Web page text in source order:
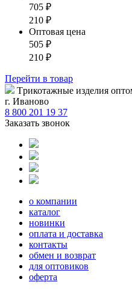
705 ₽
210 ₽
Оптовая цена
505 ₽
210 ₽
Перейти в товар
Tрикотажные изделия
г. Иваново
8 800 201 19 37
Заказать звонок
о компании
каталог
новинки
оплата и доставка
контакты
обмен и возврат
для оптовиков
оферта